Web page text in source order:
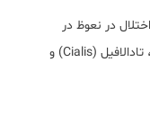
در نعوظ در
آقایان مانند داروهای سیلدنافیل (Viagra)، تادالافیل (Cialis) و